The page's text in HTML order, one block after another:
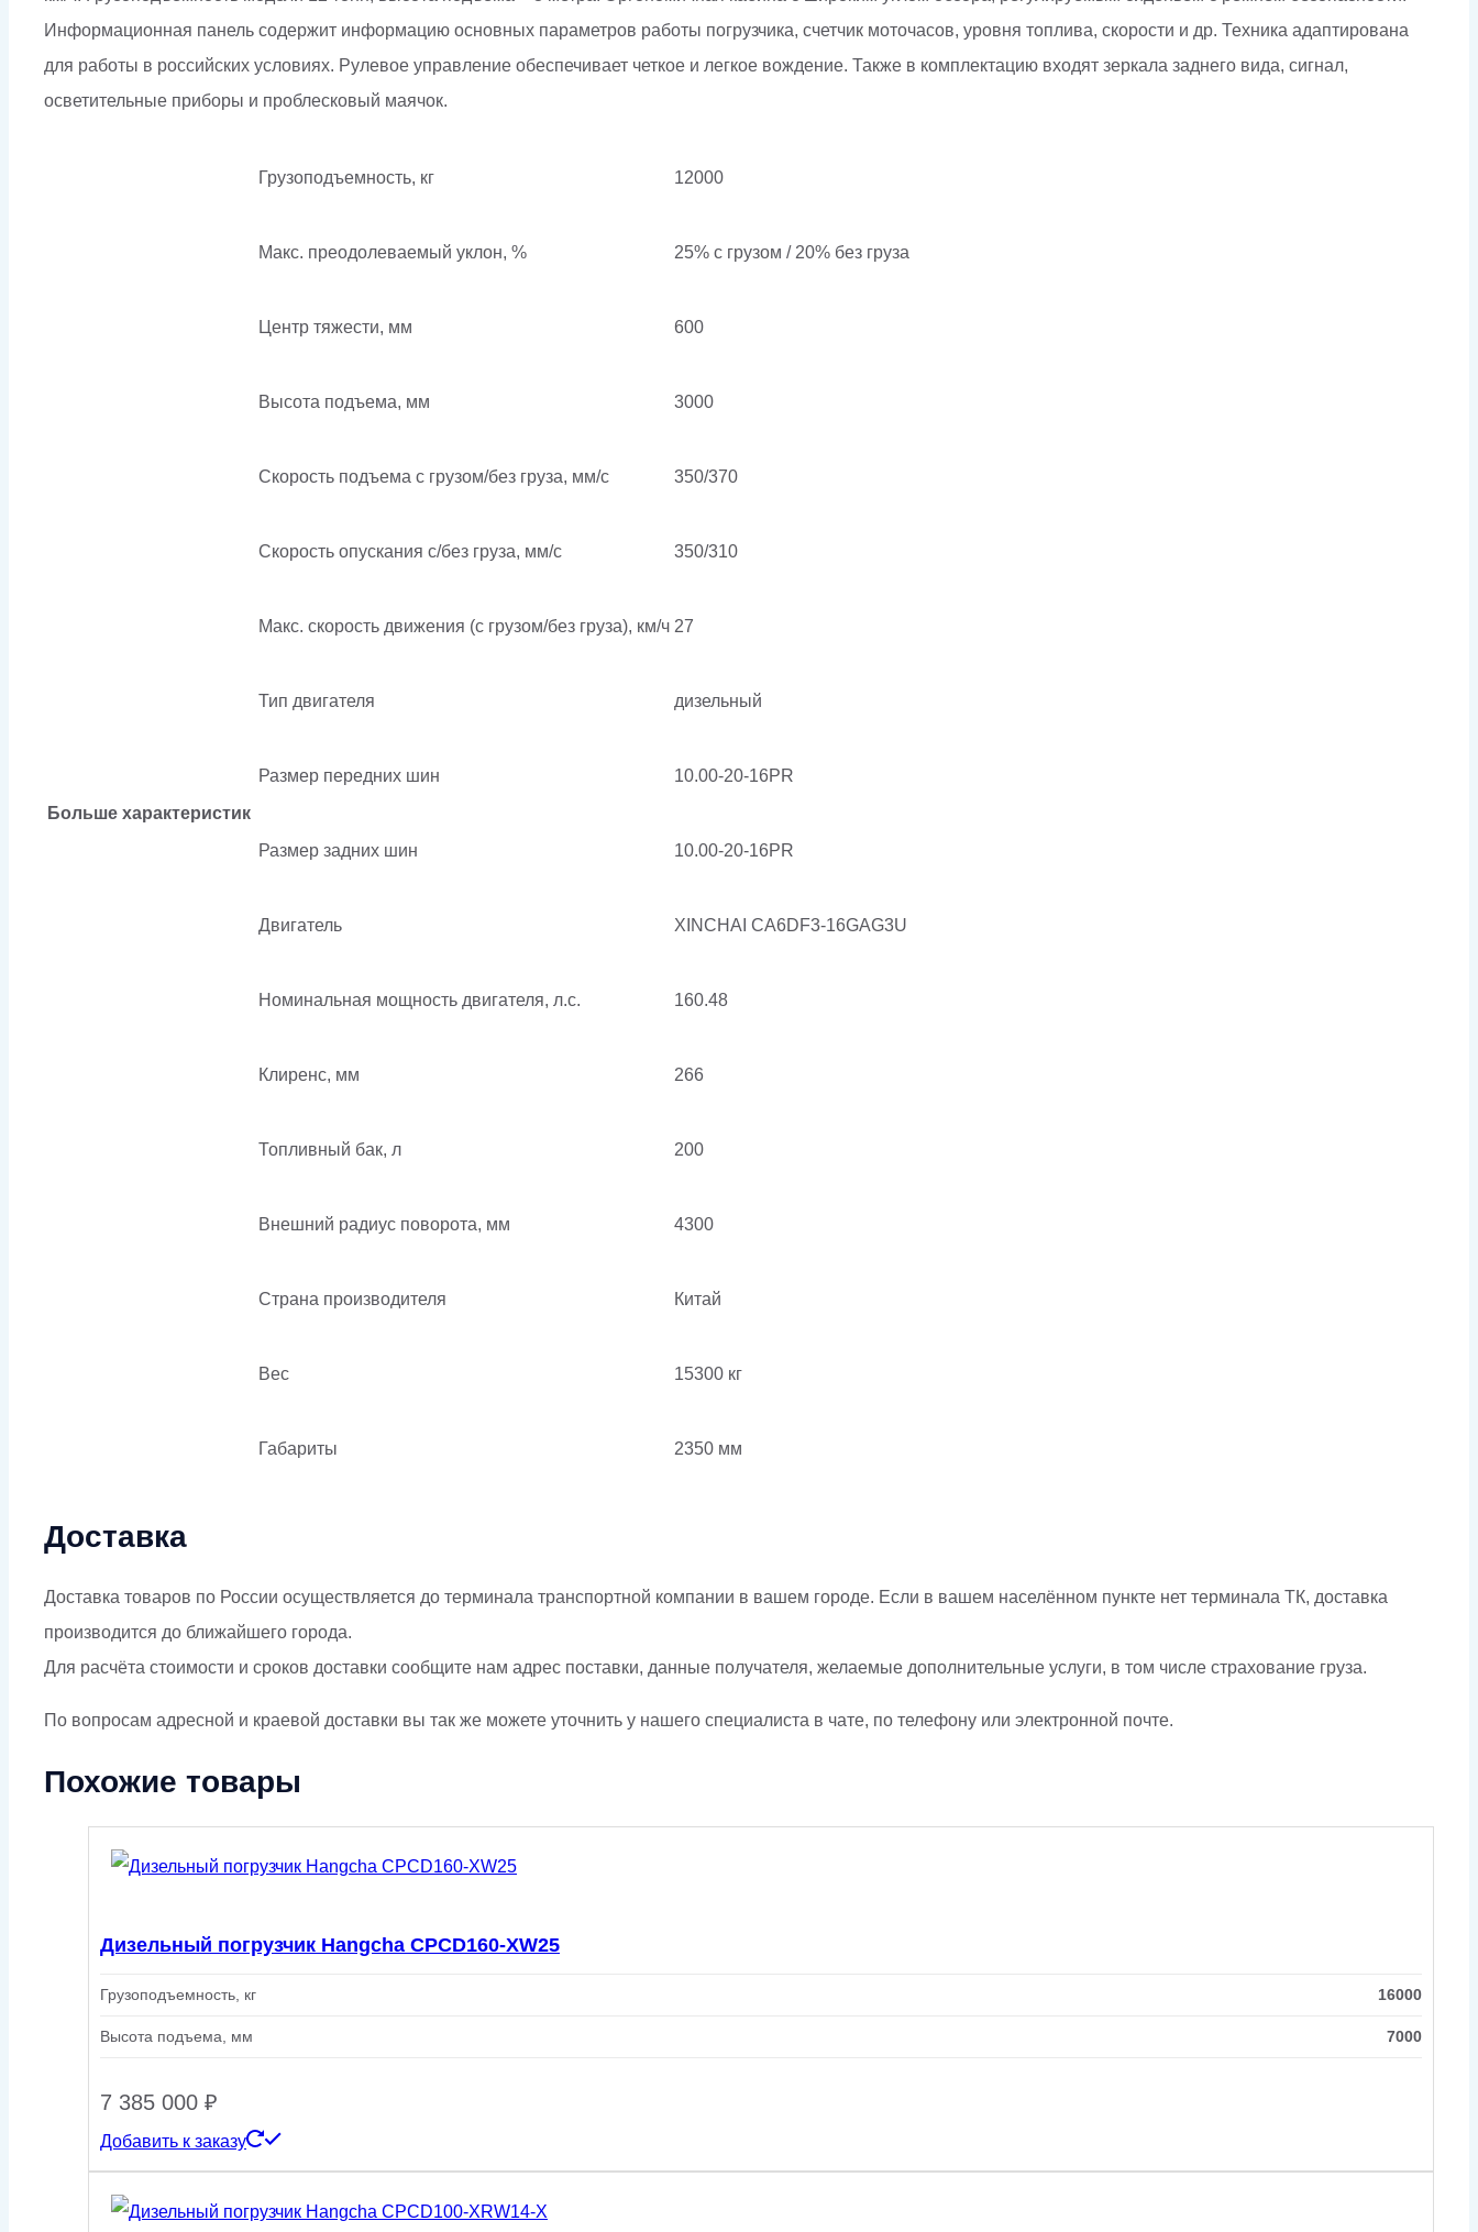
Информационная панель содержит информацию основных параметров работы погрузчика, счетчик моточасов, уровня топлива, скорости и др. Техника адаптирована
для работы в российских условиях. Рулевое управление обеспечивает четкое и легкое вождение. Также в комплектацию входят зеркала заднего вида, сигнал,
осветительные приборы и проблесковый маячок.
Больше характеристик
Грузоподъемность, кг 12000
Макс. преодолеваемый уклон, % 25% с грузом / 20% без груза
Центр тяжести, мм 600
Высота подъема, мм 3000
Скорость подъема с грузом/без груза, мм/с 350/370
Скорость опускания c/без груза, мм/с 350/310
Макс. скорость движения (с грузом/без груза), км/ч 27
Тип двигателя дизельный
Размер передних шин 10.00-20-16PR
Размер задних шин 10.00-20-16PR
Двигатель XINCHAI CA6DF3-16GAG3U
Номинальная мощность двигателя, л.с. 160.48
Клиренс, мм 266
Топливный бак, л 200
Внешний радиус поворота, мм 4300
Страна производителя Китай
Вес 15300 кг
Габариты 2350 мм
Доставка
Доставка товаров по России осуществляется до терминала транспортной компании в вашем городе. Если в вашем населённом пункте нет терминала ТК, доставка
производится до ближайшего города.
Для расчёта стоимости и сроков доставки сообщите нам адрес поставки, данные получателя, желаемые дополнительные услуги, в том числе страхование груза.
По вопросам адресной и краевой доставки вы так же можете уточнить у нашего специалиста в чате, по телефону или электронной почте.
Похожие товары
Дизельный погрузчик Hangcha CPCD160-XW25
Грузоподъемность, кг 16000
Высота подъема, мм 7000
7 385 000 ₽
Добавить к заказу